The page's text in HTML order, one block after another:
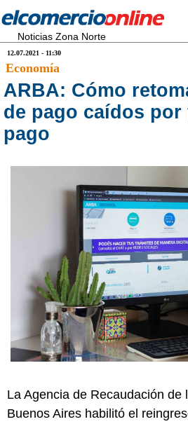
Noticias Zona Norte
12.07.2021 - 11:30
Economía
ARBA: Cómo
de pago caídos por
pago
La Agencia de Recaudación de
Buenos Aires habilitó el